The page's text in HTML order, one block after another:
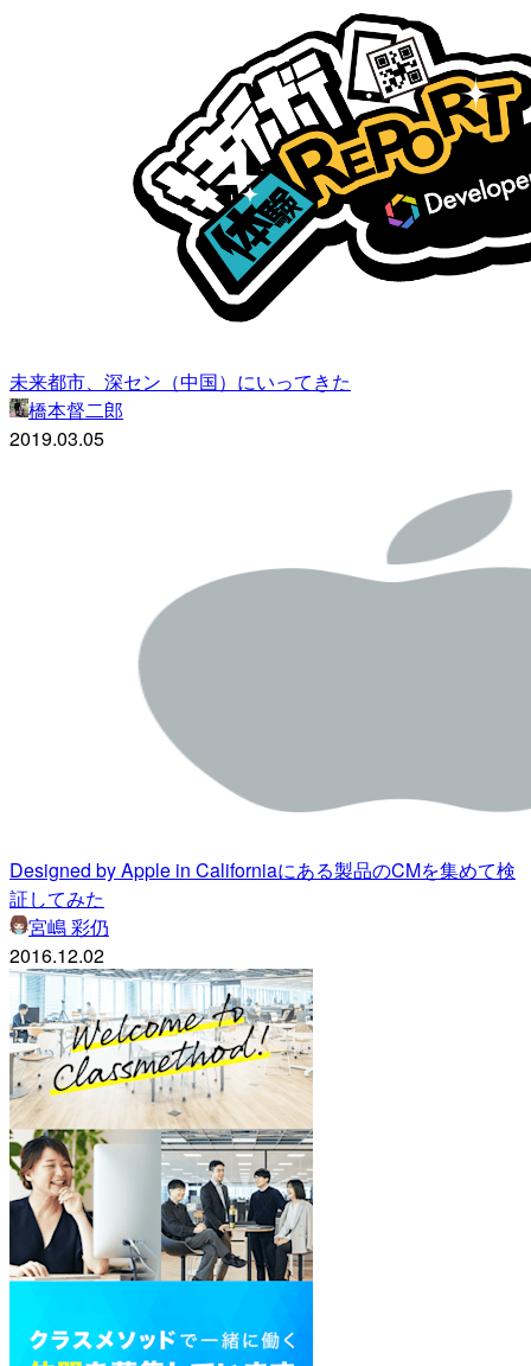
未来都市、深セン（中国）にいってきた
橋本督二郎
2019.03.05
Designed by Apple in Californiaにある製品のCMを集めて検
証してみた
宮嶋 彩仍
2016.12.02